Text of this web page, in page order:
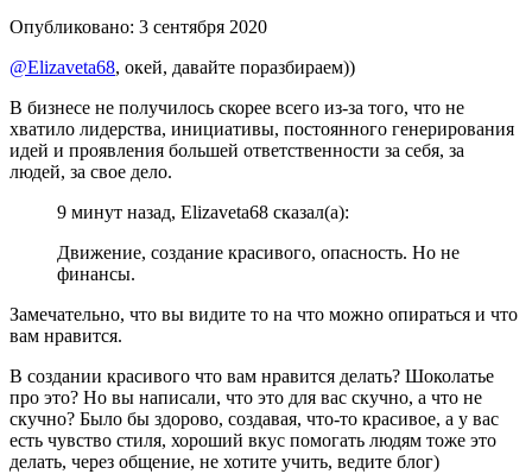
Опубликовано: 3 сентября 2020
@Elizaveta68, окей, давайте поразбираем))
В бизнесе не получилось скорее всего из-за того, что не
хватило лидерства, инициативы, постоянного генерирования
идей и проявления большей ответственности за себя, за
людей, за свое дело.
9 минут назад, Elizaveta68 сказал(а):
Движение, создание красивого, опасность. Но не
финансы.
Замечательно, что вы видите то на что можно опираться и что
вам нравится.
В создании красивого что вам нравится делать? Шоколатье
про это? Но вы написали, что это для вас скучно, а что не
скучно? Было бы здорово, создавая, что-то красивое, а у вас
есть чувство стиля, хороший вкус помогать людям тоже это
делать, через общение, не хотите учить, ведите блог)